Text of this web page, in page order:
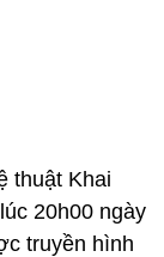
thuật Khai
20h00 ngày
truyền hình